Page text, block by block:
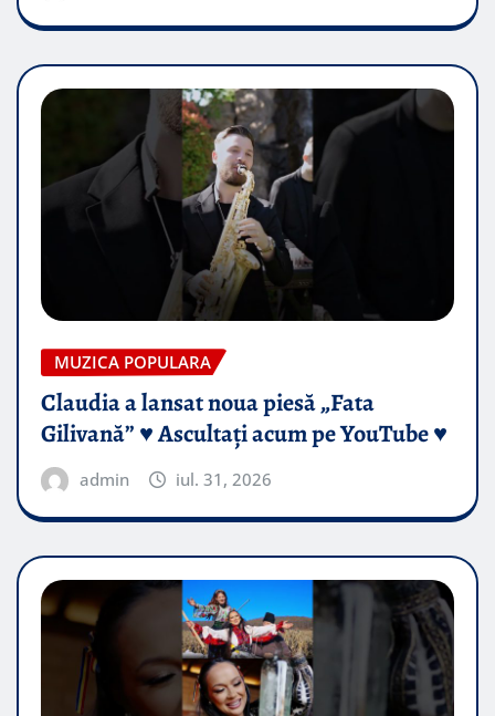
MUZICA POPULARA
Claudia a lansat noua piesă „Fata
Gilivană” ♥️ Ascultați acum pe YouTube ♥️
admin iul. 31, 2026